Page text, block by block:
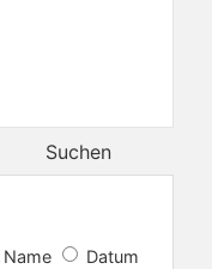
Suchen
Name
Datum